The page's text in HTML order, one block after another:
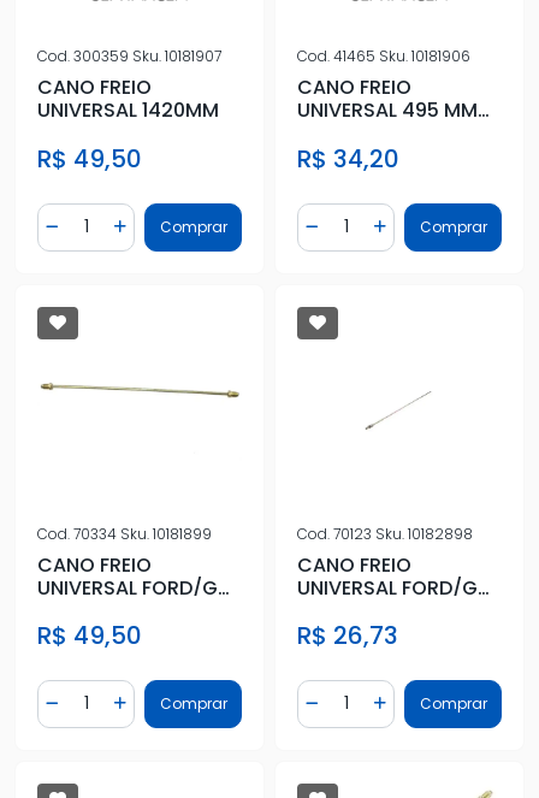
Cod.300359 Sku.10181907
CANO FREIO
UNIVERSAL 1420MM
R$ 49,50
Diminuir Quantidade
Quantidade
Adicionar Quantidade
Comprar
Cod.41465 Sku.10181906
CANO FREIO
UNIVERSAL 495 MM
R$ 34,20
Diminuir Quantidade
Quantidade
AdicionarComprar
Cod.70334 Sku.10181899
CANO FREIO
UNIVERSAL FORD/GM
R$ 49,50
Diminuir Quantidade
Quantidade
Adicionar Quantidade
Comprar
Cod.70123 Sku.10182898
CANO FREIO
UNIVERSAL FORD/GM
R$ 26,73
Diminuir Quantidade
Quantidade
AdicionarComprar